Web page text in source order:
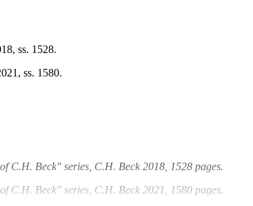
ss. 1528.
ss. 1580.
C.H. Beck" series, C.H. Beck 2018, 1528 pages.
C.H. Beck" series, C.H. Beck 2021, 1580 pages.